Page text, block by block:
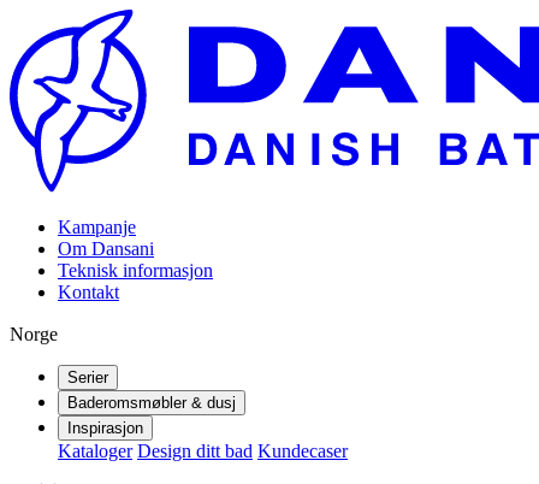
Kampanje
Om Dansani
Teknisk informasjon
Kontakt
Norge
Serier
Baderomsmøbler & dusj
Inspirasjon
Kataloger Design ditt bad Kundecaser